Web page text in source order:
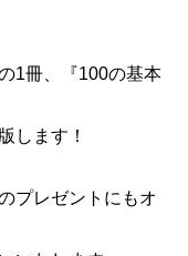
1冊、『100の基本
します！
プレゼントにもオ